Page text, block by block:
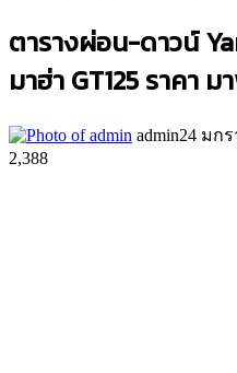
ตารางผ่อน-ดาวน์
มาฮ่า GT125 ราคา
admin24 มก
2,388